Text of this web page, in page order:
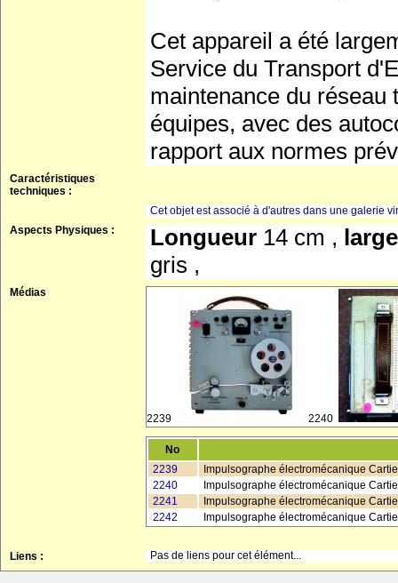
Cet appareil a été
Service du Transport
maintenance du réseau
équipes, avec des
rapport aux normes
Caractéristiques
techniques :
Cet objet est associé à d'autres dans une galerie
Aspects Physiques :
Longueur 14 cm ,
gris ,
Médias
2239 2240
No
2239
Impulsographe électromécanique
2240
Impulsographe électromécanique
2241
Impulsographe électromécanique
2242
Impulsographe électromécanique
Liens : Pas de liens pour cet élément...